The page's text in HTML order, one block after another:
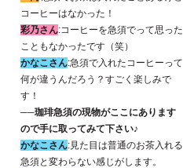
コーヒーはなかった！
彩乃さん:コーヒーを急須でって思った
こともなかったです（笑）
かなこさん:急須で入れたコーヒーって
何が違うんだろう？すごく楽しみで
す！
──珈琲急須の現物がここにあります
ので手に取ってみて下さい♪
かなこさん:見た目は普通のお茶入れる
急須と変わらない感じがします。